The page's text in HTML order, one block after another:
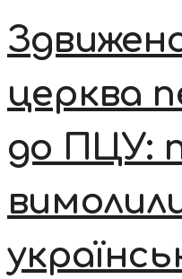
церква
до ПЦУ: